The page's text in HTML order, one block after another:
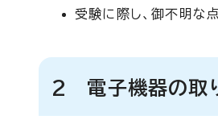
受験に際し、御不明な
2 電子機器の取